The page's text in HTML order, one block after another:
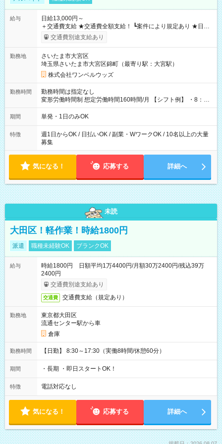
給与
日給13,000円～
＋交通費支給 ★交通費全額支給！ ┗案件により規定あり ★日払
いOK！（規定あり） ┗働いたその日に現金GET♪ お仕事後はコ
ンビニATMから 日払い分を引き落とせます！ 【試用期間】試
交通費別途支給あり
勤務地
さいたま市大宮区
埼玉県さいたま市大宮区錦町（最寄り駅：大宮駅）
株式会社ワンベルウッズ
勤務時間
勤務時間は指定なし
変形労働時間制 想定労働時間160時間/月 【シフト例】 ・8：00
～21：00
期間 単発・1日のみOK
特徴
週1日からOK / 日払いOK / 副業・WワークOK / 10名以上の大量
募集
気になる！ 応募する 詳細へ
未読
大田区！軽作業！時給1800円
派遣 職種未経験OK ブランクOK
給与
時給1800円 日額平均1万4400円/月額30万2400円/残込39万
2400円
交通費別途支給あり
交通費 交通費支給（規定あり）
勤務地
東京都大田区
流通センター駅から車
倉庫
勤務時間 【日勤】 8:30～17:30（実働8時間/休憩60分）
期間 ・長期 ・即日スタートOK！
特徴 電話対応なし
気になる！ 応募する 詳細へ